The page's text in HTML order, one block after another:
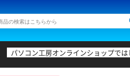
パソコン工房オンラインショップで